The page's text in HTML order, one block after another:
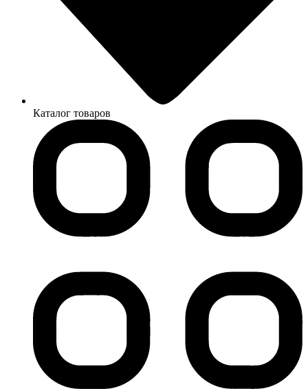
Каталог товаров